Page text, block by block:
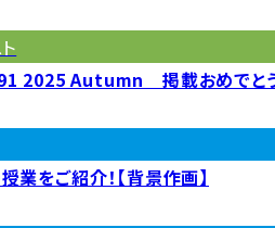
2025 Autumn 掲載おめでとう
業をご紹介！【背景作画】